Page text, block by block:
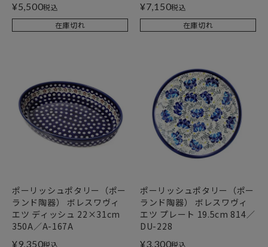
¥5,500税込
在庫切れ
¥7,150税込
在庫切れ
ポーリッシュポタリー（ポー
ランド陶器） ボレスワヴィ
エツ ディッシュ 22×31cm
350A／A-167A
¥9,350税込
ポーリッシュポタリー（ポー
ランド陶器） ボレスワヴィ
エツ プレート 19.5cm 814／
DU-228
¥3,300税込